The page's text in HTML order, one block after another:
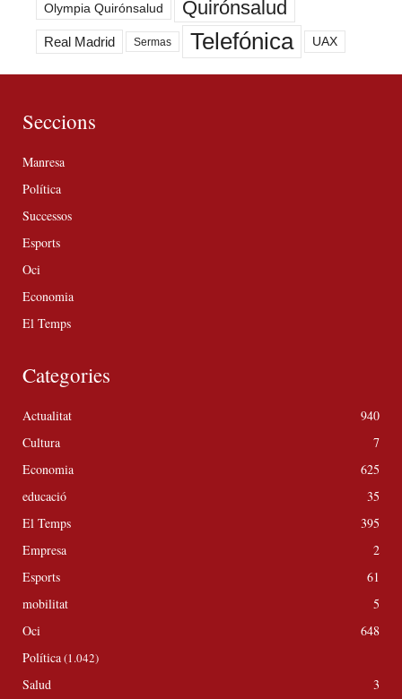
Olympia Quirónsalud Quirónsalud
Real Madrid Sermas Telefónica UAX
Seccions
Manresa
Política
Successos
Esports
Oci
Economia
El Temps
Categories
Actualitat
940
Cultura
7
Economia
625
educació
35
El Temps
395
Empresa
2
Esports
61
mobilitat
5
Oci
648
Política(1.042)
Salud
3